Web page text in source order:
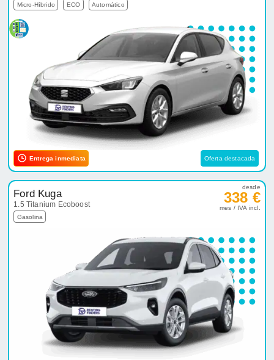
Micro-Híbrido ECO Automático
Entrega inmediata Oferta destacada
Ford Kuga
1.5 Titanium Ecoboost
Gasolina
desde
338 €
mes / IVA incl.